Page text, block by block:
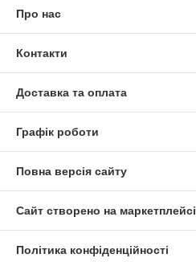
Про нас
Контакти
Доставка та оплата
Графік роботи
Повна версія сайту
Сайт створено на маркетплейсі
Політика конфіденційності